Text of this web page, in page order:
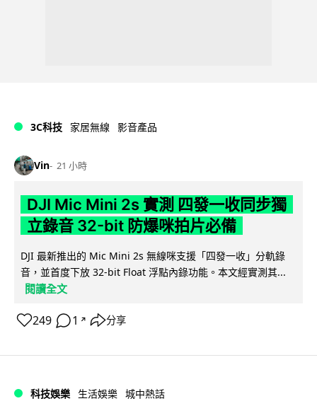
3C科技 家居無線 影音產品
Vin 21 小時
DJI Mic Mini 2s 實測 四發一收同步獨
立錄音 32-bit 防爆咪拍片必備
DJI 最新推出的 Mic Mini 2s 無線咪支援「四發一收」分軌錄
音，並首度下放 32-bit Float 浮點內錄功能。本文經實測其...
閱讀全文
249 1 ↗ 分享
科技娛樂 生活娛樂 城中熱話